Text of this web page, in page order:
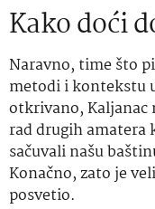
Kako doći
Naravno, time što
metodi i kontekstu
otkrivano, Kaljanac
rad drugih
sačuvali našu
Konačno, zato je
posvetio.